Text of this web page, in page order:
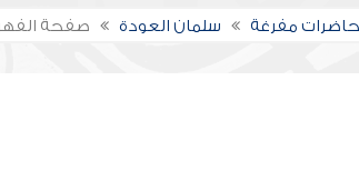
مفرغة سلمان العودة صفحة